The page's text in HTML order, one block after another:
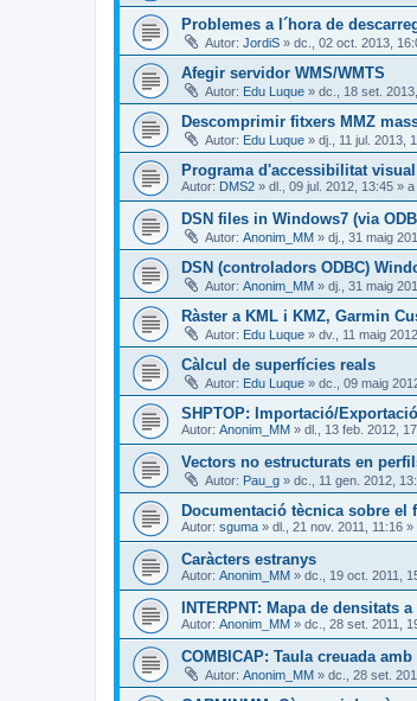
Problemes a l´hora de
Autor: JordiS » dc., 02 oct. 2013,
Afegir servidor WMS/WMTS
Autor: Edu Luque » dc., 18 set.
Descomprimir fitxers MMZ
Autor: Edu Luque » dj., 11 jul. 2013,
Programa d'accessibilitat
Autor: DMS2 » dl., 09 jul. 2012, 13:45 » a
DSN files in Windows7 (via
Autor: Anonim_MM » dj., 31 maig
DSN (controladors ODBC)
Autor: Anonim_MM » dj., 31 maig
Ràster a KML i KMZ, Garmin
Autor: Edu Luque » dv., 11 maig
Càlcul de superfícies reals
Autor: Edu Luque » dc., 09 maig
SHPTOP: Importació/
Autor: Anonim_MM » dl., 13 feb. 2012,
Vectors no estructurats en
Autor: Pau_g » dc., 11 gen. 2012,
Documentació tècnica sobre el
Autor: sguma » dl., 21 nov. 2011, 11:16 »
Caràcters estranys
Autor: Anonim_MM » dc., 19 oct. 2011,
INTERPNT: Mapa de densitats
Autor: Anonim_MM » dc., 28 set. 2011,
COMBICAP: Taula creuada
Autor: Anonim_MM » dc., 28 set.